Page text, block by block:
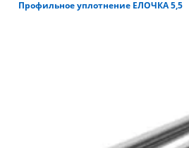
Профильное уплотнение ЕЛОЧКА 5,5